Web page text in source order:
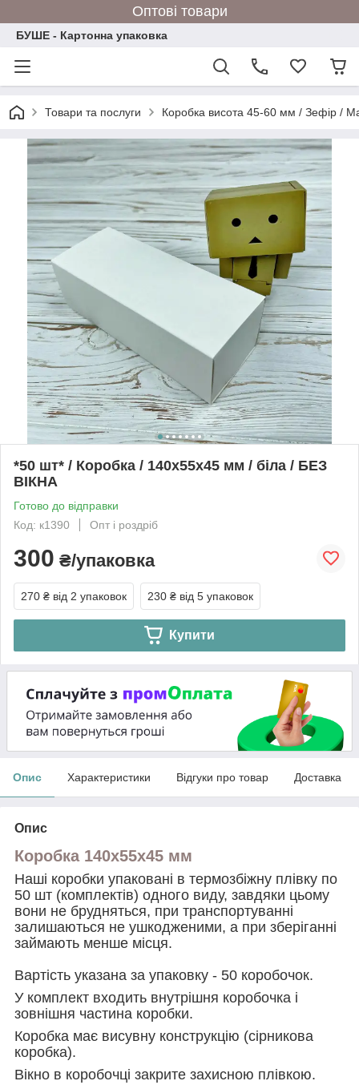
Оптові товари
БУШЕ - Картонна упаковка
Товари та послуги Коробка висота 45-60 мм / Зефір /
*50 шт* / Коробка / 140х55х45 мм / біла / БЕЗ
ВІКНА
Готово до відправки
Код: к1390
Опт і роздріб
300 ₴/упаковка
270 ₴ від 2 упаковок 230 ₴ від 5 упаковок
Купити
Опис Характеристики Відгуки про товар Доставка
Опис
Коробка 140х55х45 мм
Наші коробки упаковані в термозбіжну плівку по
50 шт (комплектів) одного виду, завдяки цьому
вони не брудняться, при транспортуванні
залишаються не ушкодженими, а при зберіганні
займають менше місця.
Вартість указана за упаковку - 50 коробочок.
У комплект входить внутрішня коробочка і
зовнішня частина коробки.
Коробка має висувну конструкцію (сірникова
коробка).
Вікно в коробочці закрите захисною плівкою.